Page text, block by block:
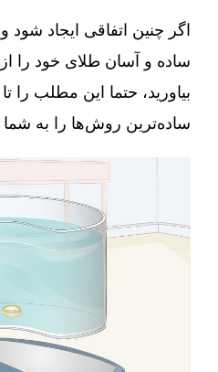
اگر چنین اتفاقی ایجاد شود
ساده و آسان طلای خود را
بیاورید، حتما این مطلب را تا
ساده‌ترین روش‌ها را به